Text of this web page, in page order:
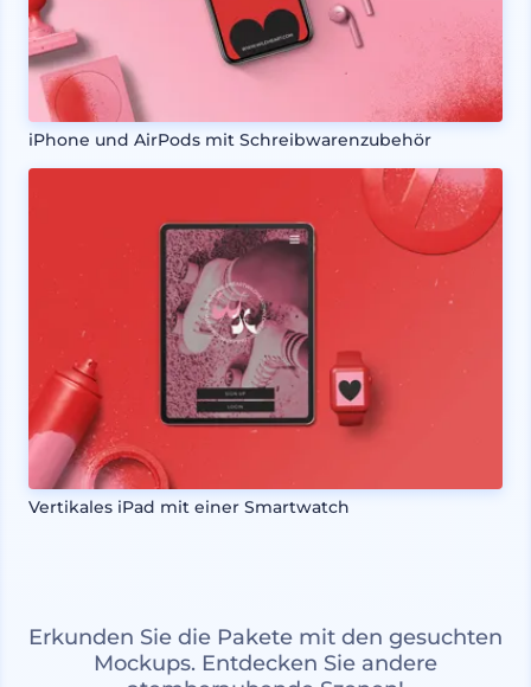
iPhone und AirPods mit Schreibwarenzubehör
Vertikales iPad mit einer Smartwatch
Erkunden Sie die Pakete mit den gesuchten
Mockups. Entdecken Sie andere